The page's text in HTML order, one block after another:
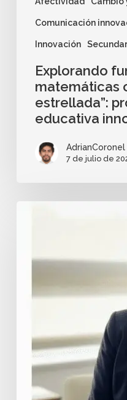
Comunicación
Innovación
Explorando
matemáticas
estrellada”:
educativa
AdrianCoronel
7 de julio de